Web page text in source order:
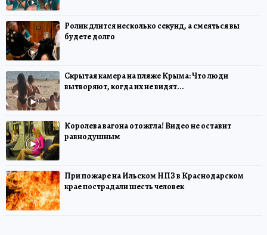
Ролик длится несколько секунд, а смеяться вы
будете долго
Скрытая камера на пляже Крыма: Что люди
вытворяют, когда их не видят...
Королева вагона отожгла! Видео не оставит
равнодушным
При пожаре на Ильском НПЗ в Краснодарском
крае пострадали шесть человек